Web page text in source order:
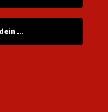
„Dummschwätzer“ zerstört spielerisch dein Sprachzentrum